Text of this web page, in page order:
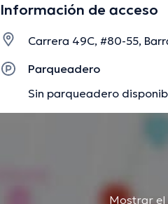
Enrique Saad Cure ha
continua en su campo de
importantes publicaciones.
manejados por el especialista.
Información de acceso
Carrera 49C, #80-55,
Parqueadero
Sin parqueadero
Mostrar